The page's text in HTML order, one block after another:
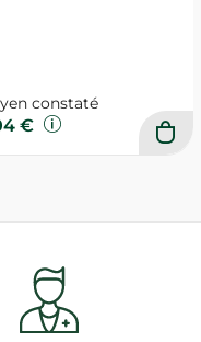
constaté
€